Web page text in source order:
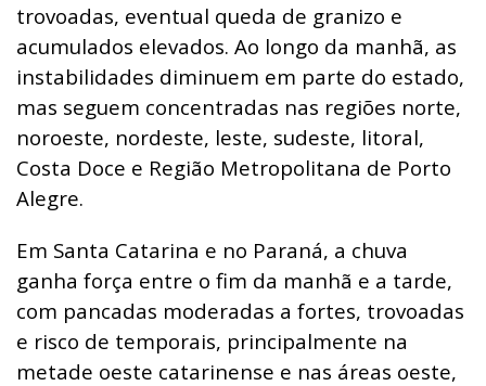
trovoadas, eventual queda de granizo e
acumulados elevados. Ao longo da manhã, as
instabilidades diminuem em parte do estado,
mas seguem concentradas nas regiões norte,
noroeste, nordeste, leste, sudeste, litoral,
Costa Doce e Região Metropolitana de Porto
Alegre.
Em Santa Catarina e no Paraná, a chuva
ganha força entre o fim da manhã e a tarde,
com pancadas moderadas a fortes, trovoadas
e risco de temporais, principalmente na
metade oeste catarinense e nas áreas oeste,